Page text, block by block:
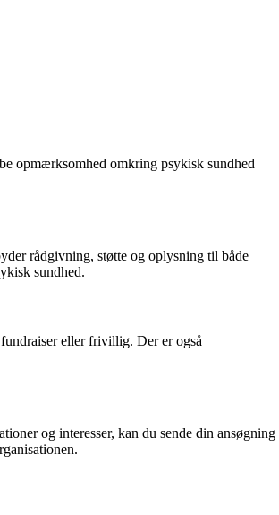
opmærksomhed omkring psykisk sundhed
rådgivning, støtte og oplysning til både
sundhed.
eller frivillig. Der er også
og interesser, kan du sende din ansøgning